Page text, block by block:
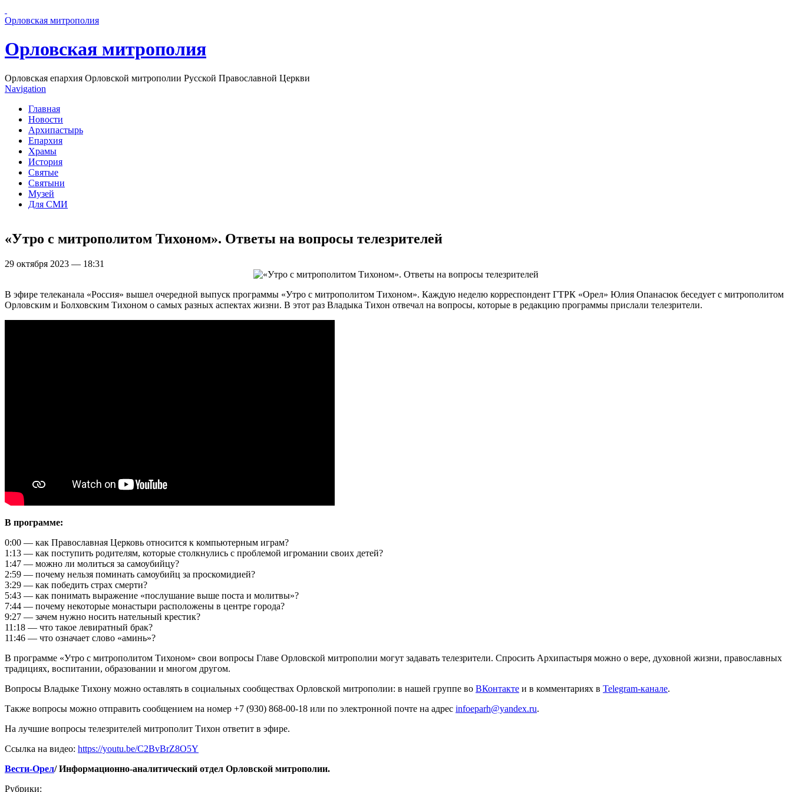
Орловская митрополия
Орловская митрополия
Орловская епархия Орловской митрополии Русской Православной Церкви
Navigation
Главная
Новости
Архипастырь
Епархия
Храмы
История
Святые
Святыни
Музей
Для СМИ
«Утро с митрополитом Тихоном». Ответы на вопросы телезрителей
29 октября 2023 — 18:31
В эфире телеканала «Россия» вышел очередной выпуск программы «Утро с митрополитом Тихоном». Каждую неделю корреспондент ГТРК «Орел» Юлия Опанасюк беседует с митрополитом
Орловским и Болховским Тихоном о самых разных аспектах жизни. В этот раз Владыка Тихон отвечал на вопросы, которые в редакцию программы прислали телезрители.
В программе:
0:00 — как Православная Церковь относится к компьютерным играм?
1:13 — как поступить родителям, которые столкнулись с проблемой игромании своих детей?
1:47 — можно ли молиться за самоубийцу?
2:59 — почему нельзя поминать самоубийц за проскомидией?
3:29 — как победить страх смерти?
5:43 — как понимать выражение «послушание выше поста и молитвы»?
7:44 — почему некоторые монастыри расположены в центре города?
9:27 — зачем нужно носить нательный крестик?
11:18 — что такое левиратный брак?
11:46 — что означает слово «аминь»?
В программе «Утро с митрополитом Тихоном» свои вопросы Главе Орловской митрополии могут задавать телезрители. Спросить Архипастыря можно о вере, духовной жизни, православных
традициях, воспитании, образовании и многом другом.
Вопросы Владыке Тихону можно оставлять в социальных сообществах Орловской митрополии: в нашей группе во ВКонтакте и в комментариях в Telegram-канале.
Также вопросы можно отправить сообщением на номер +7 (930) 868-00-18 или по электронной почте на адрес infoeparh@yandex.ru.
На лучшие вопросы телезрителей митрополит Тихон ответит в эфире.
Ссылка на видео: https://youtu.be/C2BvBrZ8O5Y
Вести-Орел/ Информационно-аналитический отдел Орловской митрополии.
Рубрики: